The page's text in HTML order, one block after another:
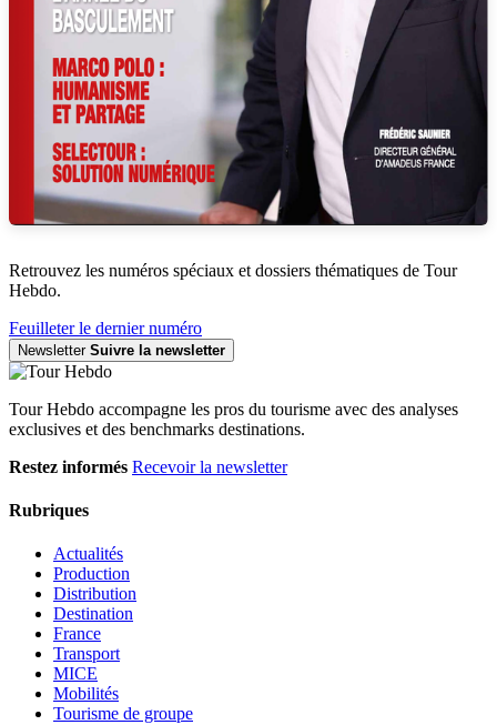
Retrouvez les numéros spéciaux et dossiers thématiques de Tour
Hebdo.
Feuilleter le dernier numéro
Newsletter Suivre la newsletter
Tour Hebdo accompagne les pros du tourisme avec des analyses
exclusives et des benchmarks destinations.
Restez informés Recevoir la newsletter
Rubriques
Actualités
Production
Distribution
Destination
France
Transport
MICE
Mobilités
Tourisme de groupe